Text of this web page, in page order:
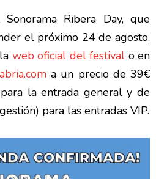
Ribera Day, que
el próximo 24 de agosto,
web oficial del festival o en
a un precio de 39€
la entrada general y de
para las entradas VIP.